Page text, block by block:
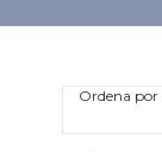
Ordena por